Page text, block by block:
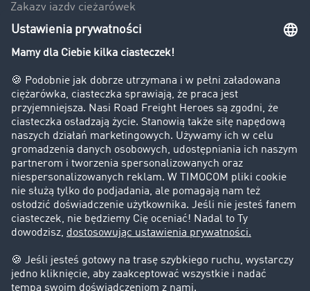
Zakazy jazdy ciężarówek
Bezpieczeństwo
Firma
Historie sukcesu
Klienci pozyskują nowych klientów
Informacje prawne
Impressum
OWU
Ochrona danych